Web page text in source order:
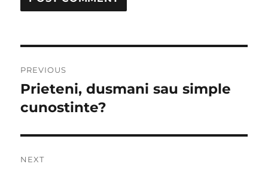
navigation
PREVIOUS
Previous
post:
Prieteni, dusmani sau simple
cunostinte?
NEXT